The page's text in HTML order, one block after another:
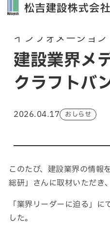
トップ
松吉建設について
事業案内
建築・設計事業
施工実績
採用情報
社員インタビュー
数字から見える松吉建設
インフォメーション
建設業界メ
クラフトバ
2026.04.17 おしらせ
このたび、建設業界の情報
総研」さんに取材いただき、
「業界リーダーに迫る」
した。